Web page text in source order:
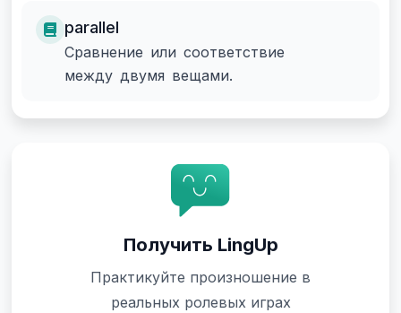
parallel
Сравнение или соответствие
между двумя вещами.
Получить LingUp
Практикуйте произношение в
реальных ролевых играх